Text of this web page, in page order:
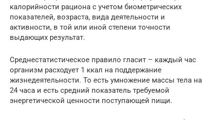
калорийности рациона с учетом биометрических
показателей, возраста, вида деятельности и
активности, в той или иной степени точности
выдающих результат.
Среднестатистическое правило гласит – каждый час
организм расходует 1 ккал на поддержание
жизнедеятельности. То есть умножение массы тела на
24 часа и есть средний показатель требуемой
энергетической ценности поступающей пищи.